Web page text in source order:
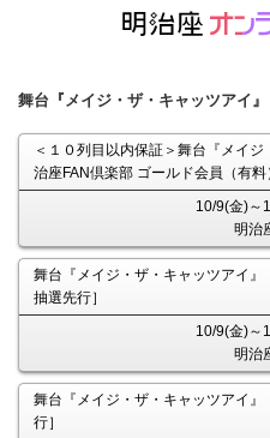
舞台『メイジ・ザ・キャッツアイ』
＜１０列目以内保証＞舞台『メイ
治座FAN倶楽部 ゴールド会員（有料
10/9(金)～
明治
舞台『メイジ・ザ・キャッツアイ』
抽選先行］
10/9(金)～
明治
舞台『メイジ・ザ・キャッツアイ』
行］